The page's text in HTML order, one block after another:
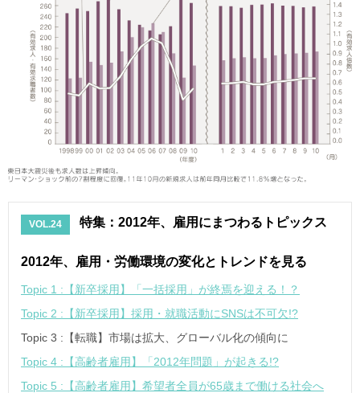
VOL.24 特集：2012年、雇用にまつわるトピックス
2012年、雇用・労働環境の変化とトレンドを見る
Topic 1 :【新卒採用】「一括採用」が終焉を迎える！？
Topic 2 :【新卒採用】採用・就職活動にSNSは不可欠!?
Topic 3 :【転職】市場は拡大、グローバル化の傾向に
Topic 4 :【高齢者雇用】「2012年問題」が起きる!?
Topic 5 :【高齢者雇用】希望者全員が65歳まで働ける社会へ